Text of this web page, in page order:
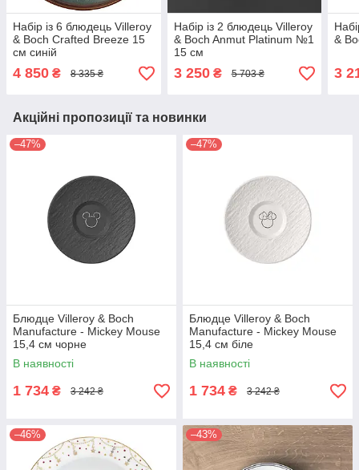
Набір із 6 блюдець Villeroy
& Boch Crafted Breeze 15
см синій
4 850 ₴ 8 335 ₴
Набір із 2 блюдець Villeroy
& Boch Anmut Platinum №1
15 см
3 250₴ 5 703 ₴
&
3
Акційні пропозиції та новинки
–47%
Блюдце Villeroy & Boch
Manufacture - Mickey Mouse
15,4 см чорне
В наявності
1 734 ₴ 3 242 ₴
–47%
Блюдце Villeroy & Boch
Manufacture - Mickey Mouse
15,4 см біле
В наявності
1 734 ₴ 3 242 ₴
–46% –43%